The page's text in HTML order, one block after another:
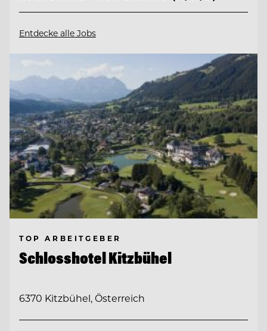
Entdecke alle Jobs
TOP ARBEITGEBER
Schlosshotel Kitzbühel
6370 Kitzbühel, Österreich